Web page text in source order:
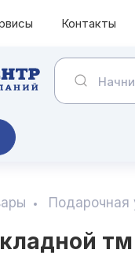
Контакты
Подарочная